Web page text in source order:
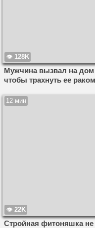
128K
Мужчина вызвал на дом
чтобы трахнуть ее раком
12 мин
22K
Стройная фитоняшка